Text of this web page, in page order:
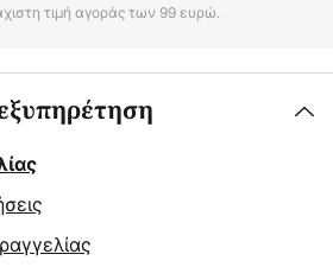
τιμή αγοράς των 99 ευρώ.